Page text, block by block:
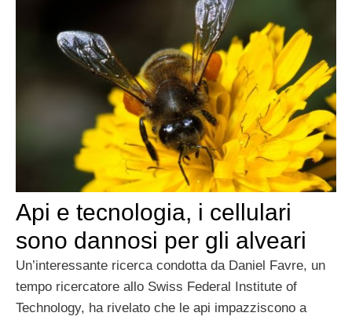
Api e tecnologia, i cellulari
sono dannosi per gli alveari
Un’interessante ricerca condotta da Daniel Favre, un
tempo ricercatore allo Swiss Federal Institute of
Technology, ha rivelato che le api impazziscono a